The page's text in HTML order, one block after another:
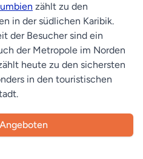
zählt zu den
in der südlichen Karibik.
der Besucher sind ein
der Metropole im Norden
heute zu den sichersten
in den touristischen